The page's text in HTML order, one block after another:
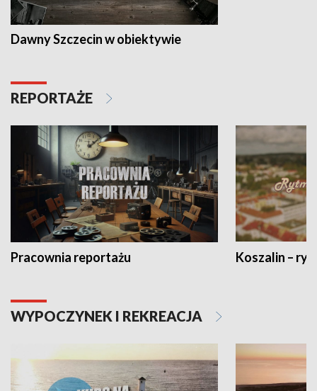
Dawny Szczecin w obiektywie
REPORTAŻE
Pracownia reportażu Koszalin –
WYPOCZYNEK I REKREACJA